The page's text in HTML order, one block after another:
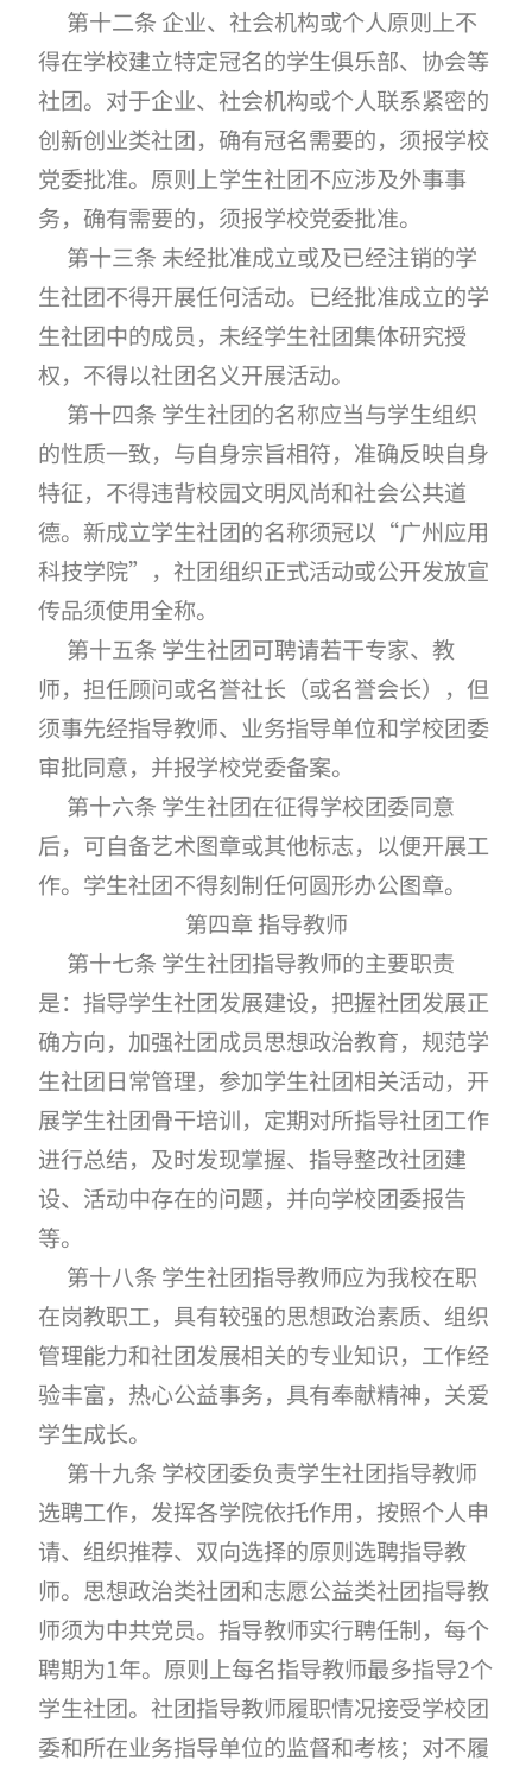
第十二条 企业、社会机构或个人原则上不
得在学校建立特定冠名的学生俱乐部、协会等
社团。对于企业、社会机构或个人联系紧密的
创新创业类社团，确有冠名需要的，须报学校
党委批准。原则上学生社团不应涉及外事事
务，确有需要的，须报学校党委批准。
第十三条 未经批准成立或及已经注销的学
生社团不得开展任何活动。已经批准成立的学
生社团中的成员，未经学生社团集体研究授
权，不得以社团名义开展活动。
第十四条 学生社团的名称应当与学生组织
的性质一致，与自身宗旨相符，准确反映自身
特征，不得违背校园文明风尚和社会公共道
德。新成立学生社团的名称须冠以“广州应用
科技学院”，社团组织正式活动或公开发放宣
传品须使用全称。
第十五条 学生社团可聘请若干专家、教
师，担任顾问或名誉社长（或名誉会长），但
须事先经指导教师、业务指导单位和学校团委
审批同意，并报学校党委备案。
第十六条 学生社团在征得学校团委同意
后，可自备艺术图章或其他标志，以便开展工
作。学生社团不得刻制任何圆形办公图章。
第四章 指导教师
第十七条 学生社团指导教师的主要职责
是：指导学生社团发展建设，把握社团发展正
确方向，加强社团成员思想政治教育，规范学
生社团日常管理，参加学生社团相关活动，开
展学生社团骨干培训，定期对所指导社团工作
进行总结，及时发现掌握、指导整改社团建
设、活动中存在的问题，并向学校团委报告
等。
第十八条 学生社团指导教师应为我校在职
在岗教职工，具有较强的思想政治素质、组织
管理能力和社团发展相关的专业知识，工作经
验丰富，热心公益事务，具有奉献精神，关爱
学生成长。
第十九条 学校团委负责学生社团指导教师
选聘工作，发挥各学院依托作用，按照个人申
请、组织推荐、双向选择的原则选聘指导教
师。思想政治类社团和志愿公益类社团指导教
师须为中共党员。指导教师实行聘任制，每个
聘期为1年。原则上每名指导教师最多指导2个
学生社团。社团指导教师履职情况接受学校团
委和所在业务指导单位的监督和考核；对不履